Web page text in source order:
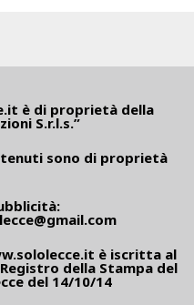
è di proprietà della
S.r.l.s.”
sono di proprietà
è iscritta al
della Stampa del
del 14/10/14